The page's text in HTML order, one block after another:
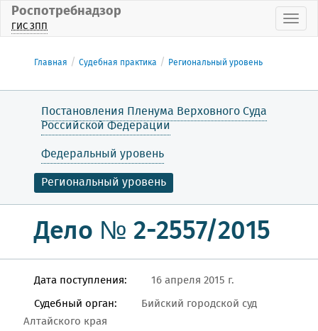
Роспотребнадзор
ГИС ЗПП
Главная Судебная практика Региональный уровень
Постановления Пленума Верховного Суда
Российской Федерации
Федеральный уровень
Региональный уровень
Дело № 2-2557/2015
Дата поступления:
16 апреля 2015 г.
Судебный орган:
Бийский городской суд
Алтайского края